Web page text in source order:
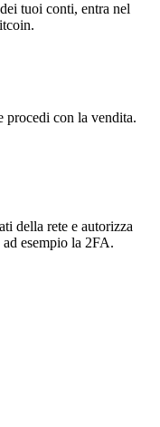
tuoi conti, entra nel
con la vendita.
della rete e autorizza
esempio la 2FA.